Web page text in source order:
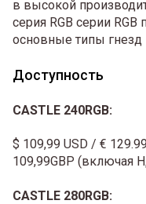
в высокой
серия RGB серии
основные типы гнезд
Доступность
CASTLE 240RGB:
$ 109,99 USD / €
109,99GBP (включая
CASTLE 280RGB: